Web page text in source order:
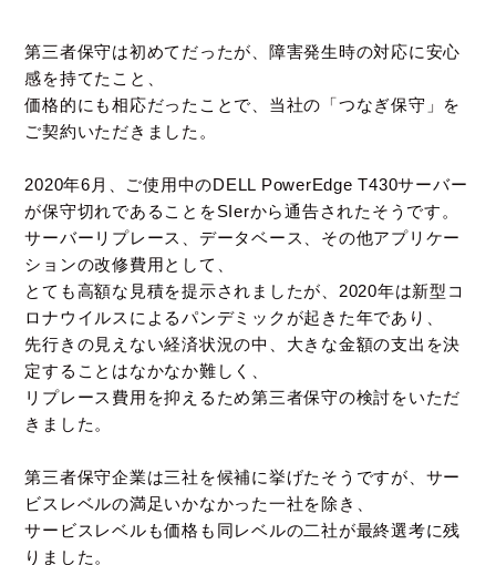
第三者保守は初めてだったが、障害発生時の対応に安心
感を持てたこと、
価格的にも相応だったことで、当社の「つなぎ保守」を
ご契約いただきました。
2020年6月、ご使用中のDELL PowerEdge T430サーバー
が保守切れであることをSIerから通告されたそうです。
サーバーリプレース、データベース、その他アプリケー
ションの改修費用として、
とても高額な見積を提示されましたが、2020年は新型コ
ロナウイルスによるパンデミックが起きた年であり、
先行きの見えない経済状況の中、大きな金額の支出を決
定することはなかなか難しく、
リプレース費用を抑えるため第三者保守の検討をいただ
きました。
第三者保守企業は三社を候補に挙げたそうですが、サー
ビスレベルの満足いかなかった一社を除き、
サービスレベルも価格も同レベルの二社が最終選考に残
りました。